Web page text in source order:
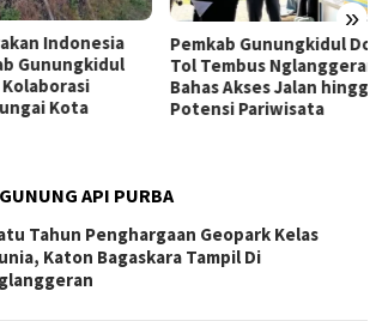
»
Pemkab Gunungkidul Dorong
Tol Tembus Nglanggeran,
Bahas Akses Jalan hingga
Potensi Pariwisata
API PURBA
Tahun Penghargaan Geopark Kelas
Katon Bagaskara Tampil Di